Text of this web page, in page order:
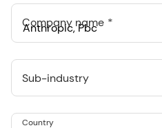
Company name
548 Market St Pmb 90375, San
Sub-industry
Country